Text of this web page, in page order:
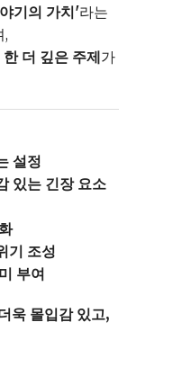
기의 가치'라는
,
더 깊은 주제가
설정
있는 긴장 요소
기 조성
부여
욱 몰입감 있고,